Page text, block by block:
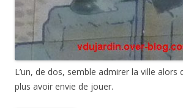
L’un, de dos, semble admirer la ville alors
plus avoir envie de jouer.